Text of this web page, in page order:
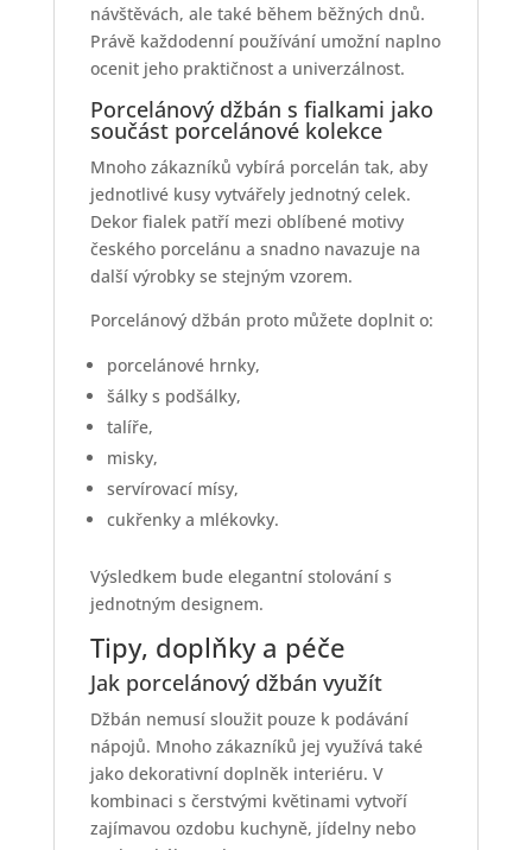
návštěvách, ale také během běžných dnů.
Právě každodenní používání umožní naplno
ocenit jeho praktičnost a univerzálnost.
Porcelánový džbán s fialkami jako
součást porcelánové kolekce
Mnoho zákazníků vybírá porcelán tak, aby
jednotlivé kusy vytvářely jednotný celek.
Dekor fialek patří mezi oblíbené motivy
českého porcelánu a snadno navazuje na
další výrobky se stejným vzorem.
Porcelánový džbán proto můžete doplnit o:
porcelánové hrnky,
šálky s podšálky,
talíře,
misky,
servírovací mísy,
cukřenky a mlékovky.
Výsledkem bude elegantní stolování s
jednotným designem.
Tipy, doplňky a péče
Jak porcelánový džbán využít
Džbán nemusí sloužit pouze k podávání
nápojů. Mnoho zákazníků jej využívá také
jako dekorativní doplněk interiéru. V
kombinaci s čerstvými květinami vytvoří
zajímavou ozdobu kuchyně, jídelny nebo